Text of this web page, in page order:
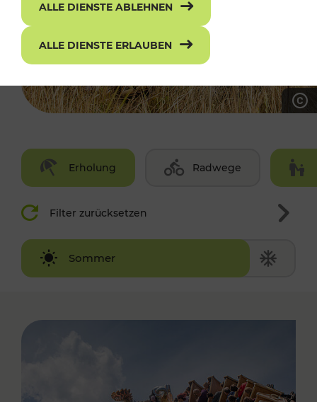
Erholung Radwege
Filter zurücksetzen
Sommer
Winter
ALLE DIENSTE ABLEHNEN
ALLE DIENSTE ERLAUBEN